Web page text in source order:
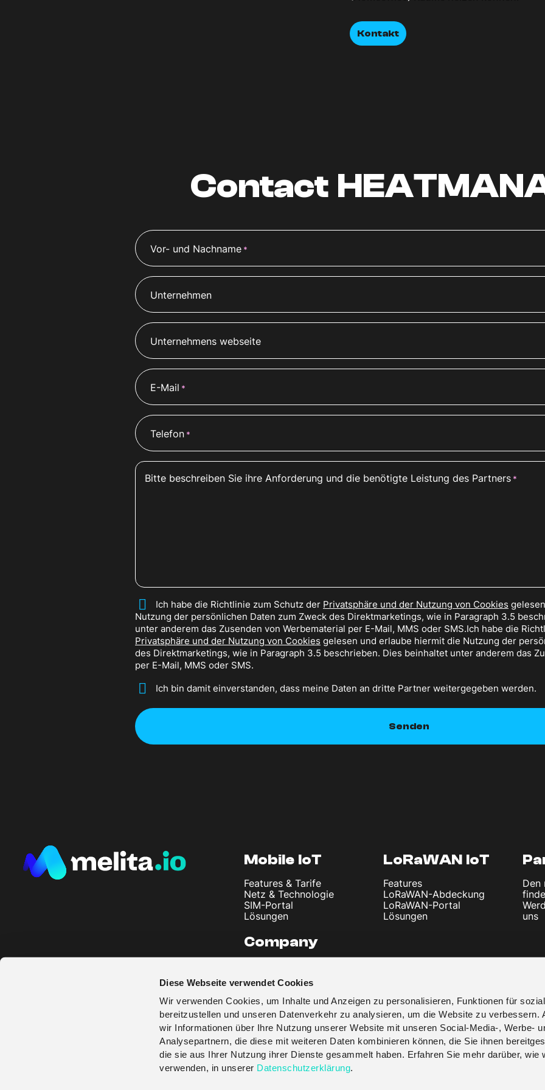
Diese Webseite verwendet Cookies
Wir verwenden Cookies, um Inhalte und Anzeigen zu personalisieren, Funktionen für
bereitzustellen und unseren Datenverkehr zu analysieren, um die Website zu verbessern.
wir Informationen über Ihre Nutzung unserer Website mit unseren Social-Media-, Werbe-
Analysepartnern, die diese mit weiteren Daten kombinieren können, die Sie ihnen
die sie aus Ihrer Nutzung ihrer Dienste gesammelt haben. Erfahren Sie mehr darüber, wie
verwenden, in unserer Datenschutzerklärung.
Kontakt
Contact
Vor- und Nachname *
Unternehmen
Unternehmens webseite
E-Mail *
Telefon *
Bitte beschreiben Sie ihre Anforderung und die benötigte Leistung des Partners *
* Ich habe die Richtlinie zum Schutz der Privatsphäre und der Nutzung von Cookies
Nutzung der persönlichen Daten zum Zweck des Direktmarketings, wie in Paragraph 3.5
unter anderem das Zusenden von Werbematerial per E-Mail, MMS oder SMS.Ich habe die
Privatsphäre und der Nutzung von Cookies gelesen und erlaube hiermit die Nutzung der
des Direktmarketings, wie in Paragraph 3.5 beschrieben. Dies beinhaltet unter anderem das
per E-Mail, MMS oder SMS.
* Ich bin damit einverstanden, dass meine Daten an dritte Partner weitergegeben werden.
Mobile IoT
Features & Tarife
Netz & Technologie
SIM-Portal
Lösungen
LoRaWAN IoT
Features
LoRaWAN-Abdeckung
LoRaWAN-Portal
Lösungen
Den
uns
Company
Impressum
Datenschutzerklärung
AGB